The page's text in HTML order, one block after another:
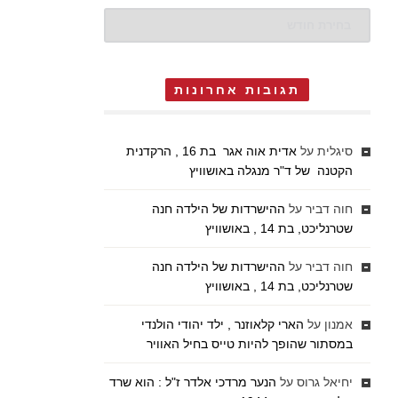
תגובות אחרונות
סיגלית על
אדית אוה אגר בת 16 , הרקדנית
הקטנה של ד"ר מנגלה באושוויץ
חוה דביר על ההישרדות של הילדה חנה
שטרנליכט, בת 14 , באושוויץ
חוה דביר על ההישרדות של הילדה חנה
שטרנליכט, בת 14 , באושוויץ
אמנון על הארי קלאוזנר , ילד יהודי הולנדי
במסתור שהופך להיות טייס בחיל האוויר
יחיאל גרוס על הנער מרדכי אלדר ז"ל : הוא שרד